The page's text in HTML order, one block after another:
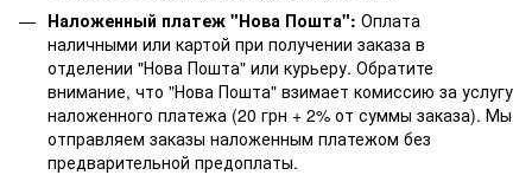
Наложенный платеж "Нова Пошта": Оплата
наличными или картой при получении заказа в
отделении "Нова Пошта" или курьеру. Обратите
внимание, что "Нова Пошта" взимает комиссию за услугу
наложенного платежа (20 грн + 2% от суммы заказа). Мы
отправляем заказы наложенным платежом без
предварительной предоплаты.